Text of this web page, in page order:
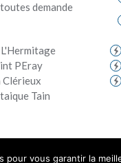
demande
PEray
Clérieux
Tain
pour vous garantir la